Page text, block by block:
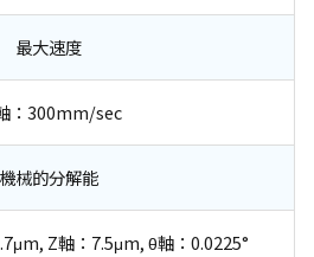
最大速度
：300mm/sec
機械的分解能
Z軸：7.5μm, θ軸：0.0225°